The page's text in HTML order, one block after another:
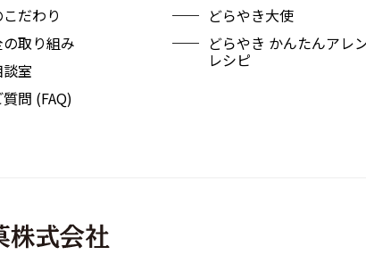
だわり
取り組み
室
問 (FAQ)
どらやき大使
どらやき かんたんアレ
レシピ